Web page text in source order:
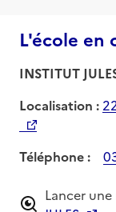
L'école en
INSTITUT
Localisation :
Téléphone :
Lancer